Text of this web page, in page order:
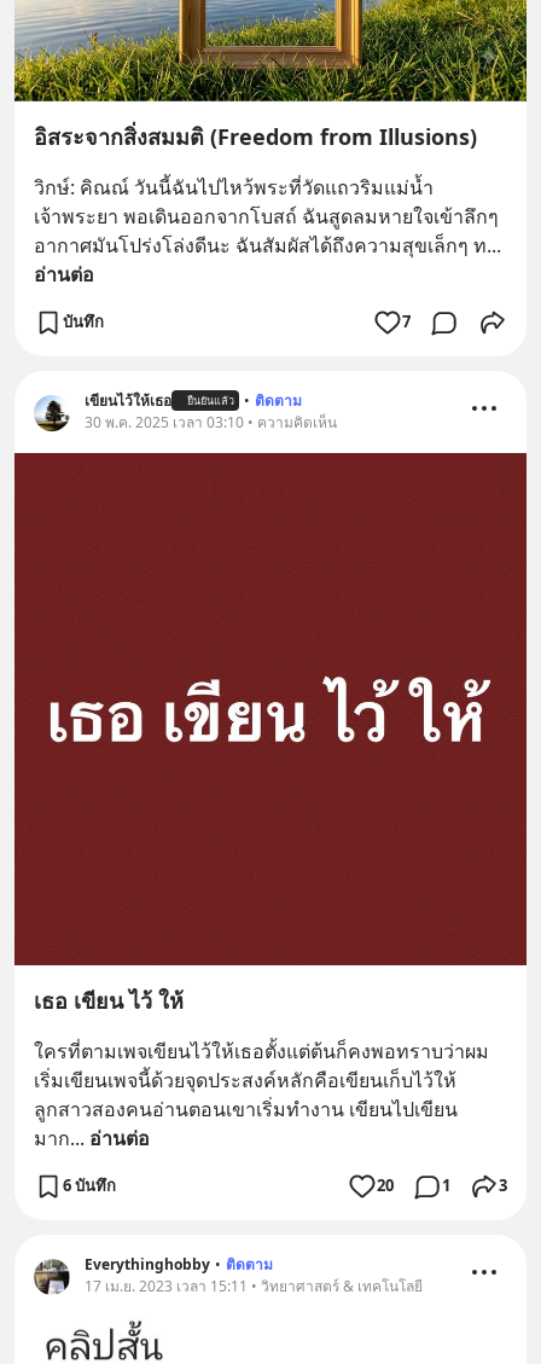
อิสระจากสิ่งสมมติ (Freedom from Illusions)
วิกษ์: คิณณ์ วันนี้ฉันไปไหว้พระที่วัดแถวริมแม่น้ำ
เจ้าพระยา พอเดินออกจากโบสถ์ ฉันสูดลมหายใจเข้าลึกๆ
อากาศมันโปร่งโล่งดีนะ ฉันสัมผัสได้ถึงความสุขเล็กๆ ท
อ่านต่อ
บันทึก 7
เขียนไว้ให้เธอ ยืนยันแล้ว • ติดตาม
30 พ.ค. 2025 เวลา 03:10 • ความคิดเห็น
เธอ เขียน ไว้ ให้
ใครที่ตามเพจเขียนไว้ให้เธอตั้งแต่ต้นก็คงพอทราบว่าผม
เริ่มเขียนเพจนี้ด้วยจุดประสงค์หลักคือเขียนเก็บไว้ให้
ลูกสาวสองคนอ่านตอนเขาเริ่มทำงาน เขียนไปเขียน
มาก... อ่านต่อ
6 บันทึก 20 1 3
Everythinghobby • ติดตาม
17 เม.ย. 2023 เวลา 15:11 • วิทยาศาสตร์ & เทคโนโลยี